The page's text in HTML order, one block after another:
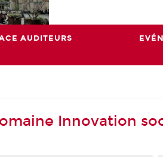
AUDITEURS
Innovation